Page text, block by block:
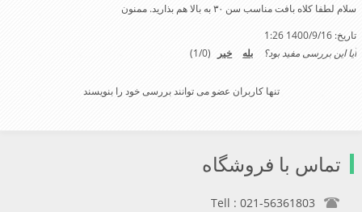
سلام لطفا کلاه بافت مناسب سن ۳۰ به بالا هم بذارید. ممنون
تاریخ: 1400/9/16 1:26
آیا این بررسی مفید بود؟
بله خیر (
1/0
)
تنها کاربران عضو می توانند بررسی خود را بنویسند
تماس با فروشگاه
Tell : 021-56361803